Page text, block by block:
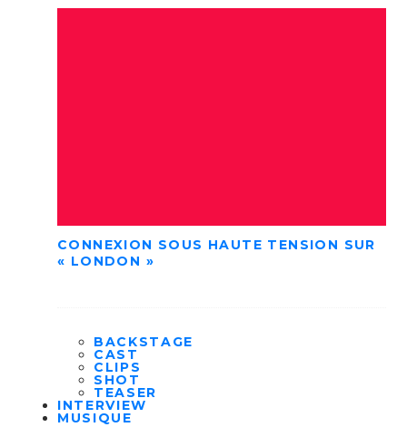
CONNEXION SOUS HAUTE TENSION SUR
« LONDON »
BACKSTAGE
CAST
CLIPS
SHOT
TEASER
INTERVIEW
MUSIQUE